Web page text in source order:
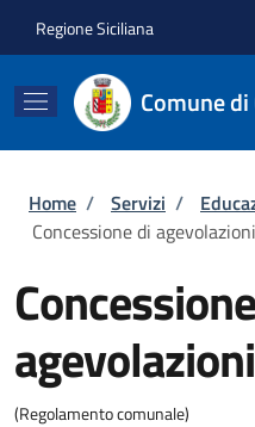
Regione Siciliana
Comune
Briciole di
Home / Servizi /
Concessione di
(Regolamento comunale)